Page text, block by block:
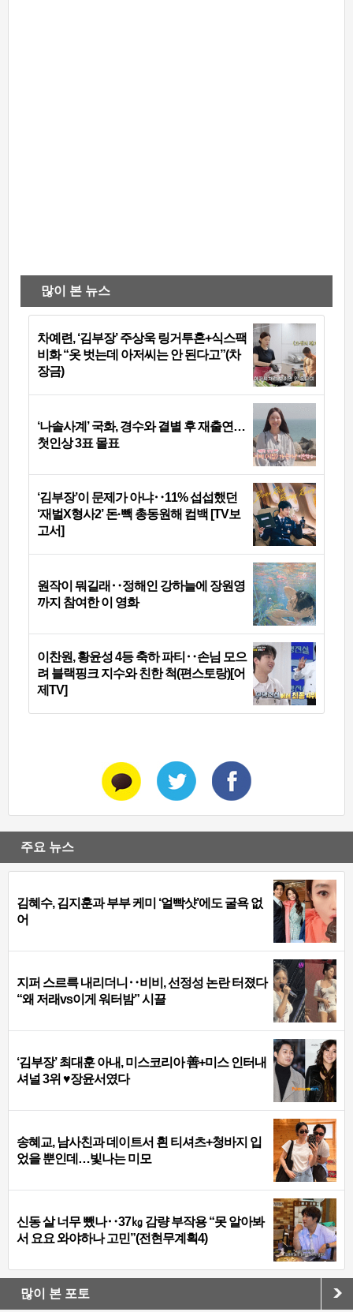
많이 본 뉴스
차예련, ‘김부장’ 주상욱 링거투혼+식스팩
비화 “옷 벗는데 아저씨는 안 된다고”(차
장금)
‘나솔사계’ 국화, 경수와 결별 후 재출연…
첫인상 3표 몰표
‘김부장’이 문제가 아냐‥11% 섭섭했던
‘재벌X형사2’ 돈·빽 총동원해 컴백 [TV보
고서]
원작이 뭐길래‥정해인 강하늘에 장원영
까지 참여한 이 영화
이찬원, 황윤성 4등 축하 파티‥손님 모으
려 블랙핑크 지수와 친한 척(편스토랑)[어
제TV]
주요 뉴스
김혜수, 김지훈과 부부 케미 ‘얼빡샷’에도 굴욕 없
어
지퍼 스르륵 내리더니‥비비, 선정성 논란 터졌다
“왜 저래vs이게 워터밤” 시끌
‘김부장’ 최대훈 아내, 미스코리아 善+미스 인터내
셔널 3위 ♥장윤서였다
송혜교, 남사친과 데이트서 흰 티셔츠+청바지 입
었을 뿐인데…빛나는 미모
신동 살 너무 뺐나‥37㎏ 감량 부작용 “못 알아봐
서 요요 와야하나 고민”(전현무계획4)
많이 본 포토